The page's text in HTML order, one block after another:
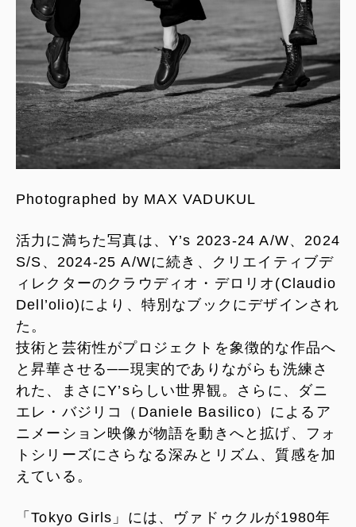
Photographed by MAX VADUKUL
活力に満ちた写真は、Y’s 2023-24 A/W、2024
S/S、2024-25 A/Wに続き、クリエイティブデ
ィレクターのクラウディオ・デロリオ(Claudio
Dell’olio)により、特別なブックにデザインされ
た。
技術と芸術性がプロジェクトを象徴的な作品へ
と昇華させる──現実的でありながらも洗練さ
れた、まさにY’sらしい世界観。さらに、ダニ
エレ・バジリコ（Daniele Basilico）によるア
ニメーション映像が物語を動きへと拡げ、フォ
トシリーズにさらなる深みとリズム、質感を加
えている。
「Tokyo Girls」には、ヴァドゥクルが1980年